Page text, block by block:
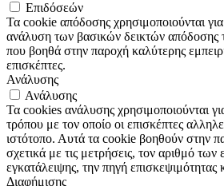
Επιδόσεών
Τα cookie απόδοσης χρησιμοποιούνται
ανάλυση των βασικών δεικτών απόδοσης
που βοηθά στην παροχή καλύτερης
επισκέπτες.
Ανάλυσης
Ανάλυσης
Τα cookies ανάλυσης χρησιμοποιούνται
τρόπου με τον οποίο οι επισκέπτες
ιστότοπο. Αυτά τα cookie βοηθούν στην
σχετικά με τις μετρήσεις, τον αριθμό
εγκατάλειψης, την πηγή επισκεψιμότητας
Διαφήμισης